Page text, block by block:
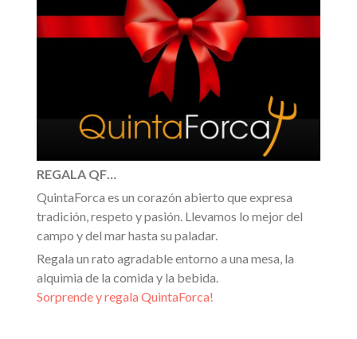
REGALA QF…
QuintaForca es un corazón abierto que expresa
tradición, respeto y pasión. Llevamos lo mejor del
campo y del mar hasta su paladar.
Regala un rato agradable entorno a una mesa, la
alquimia de la comida y la bebida.
Sorprende y regala QuintaForca!